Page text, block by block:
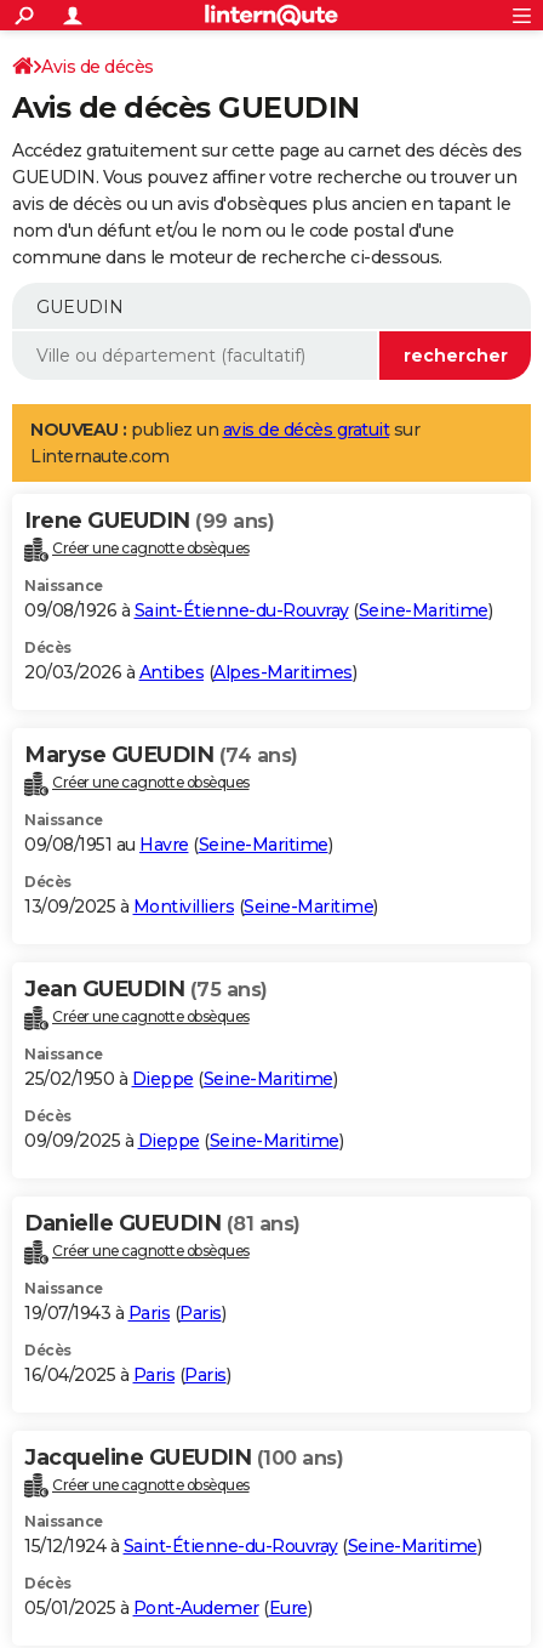
ACTUALITÉS
Politique
Société
Faits Divers
Education
Monde
Villes
+
SPORT
Coupe du monde 2026
Football
Tennis
Cyclisme
Rugby
Forum
Programme TV
TNT
Streaming
Cinéma
Sorties cinéma
Musique
+
FINANCE
Retraite
Epargne
Immobilier
Risques naturels par ville
Banque
Assurance
AUTO
Essais
Réserver un essai
Citadines
Berlines
SUV
Forum auto
+
Mobiles
Meilleur smartphone
Internet
Ordinateurs
Jeux vidéo
Guide high-tech
Aménagement intérieur
LIFESTYLE
Art de vivre
Bien-être
Loisirs
Mode
Modes de vie
Alimentation
Guide de la santé
Maladies
Médicaments
Sommeil
VOYAGE
Destinations
City break
Voyage nature
Voyage de noces
Forum
Climat
+PHOTO
GUIDES D'ACHAT
BONS PLANS
Carte de Noël
Carte Bonne année
Carte Saint-Valentin
Carte Pâques
Carte d'anniversaire
DICTIONNAIRE
Dictionnaire
Biographies
Citations
Expressions
Proverbes
PROGRAMME TV
S'inscrire
Se connecter
Lycées
Collèges
Primaires
Universités
Entreprises
Service militaire
Avis de recherche
AVIS DE DÉCÈS
Bricolage
Lifestyle
Culture
Sport
Auto
Television
Voyage
Cinema
Avis de décès
Avis de décès GUEUDIN
Accédez gratuitement sur cette page au carnet des décès des
GUEUDIN. Vous pouvez affiner votre recherche ou trouver un
avis de décès ou un avis d'obsèques plus ancien en tapant le
nom d'un défunt et/ou le nom ou le code postal d'une
commune dans le moteur de recherche ci-dessous.
NOUVEAU : publiez un avis de décès gratuitsur
Linternaute.com
Irene GUEUDIN (99 ans)
Créer une cagnotte obsèques
Naissance
09/08/1926 à Saint-Étienne-du-Rouvray(Seine-Maritime)
Décès
20/03/2026 à Antibes (Alpes-Maritimes)
Maryse GUEUDIN (74 ans)
Créer une cagnotte obsèques
Naissance
09/08/1951 au Havre (Seine-Maritime)
Décès
13/09/2025 à Montivilliers (Seine-Maritime)
Jean GUEUDIN (75 ans)
Créer une cagnotte obsèques
Naissance
25/02/1950 à Dieppe (Seine-Maritime)
Décès
09/09/2025 à Dieppe (Seine-Maritime)
Danielle GUEUDIN (81 ans)
Créer une cagnotte obsèques
Naissance
19/07/1943 à Paris (Paris)
Décès
16/04/2025 à Paris (Paris)
Jacqueline GUEUDIN (100 ans)
Créer une cagnotte obsèques
Naissance
15/12/1924 à Saint-Étienne-du-Rouvray(Seine-Maritime)
Décès
05/01/2025 à Pont-Audemer(Eure)